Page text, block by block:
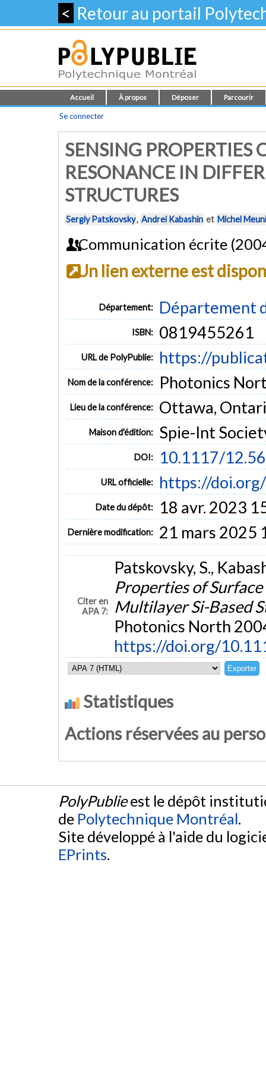
< Retour au portail
Accueil À propos Déposer Parcourir
Se connecter
SENSING PROPERTIES
RESONANCE IN
STRUCTURES
Sergiy Patskovsky, Andrei Kabashin et Michel
Communication écrite
Un lien externe est
Département: Département
ISBN: 0819455261
URL de PolyPublie: https://
Nom de la conférence: Photonics
Lieu de la conférence: Ottawa,
Maison d'édition: Spie-Int
DOI: 10.1117/
URL officielle: https://
Date du dépôt: 18 avr. 2023
Dernière modification: 21 mars 2025
Citer en
APA 7:
Patskovsky, S.,
Properties of
Multilayer Si-Based
Photonics North
https://doi.org/
Statistiques
Actions réservées au
PolyPublieest le dépôt
de Polytechnique Montréal.
Site développé à l'aide du
EPrints.